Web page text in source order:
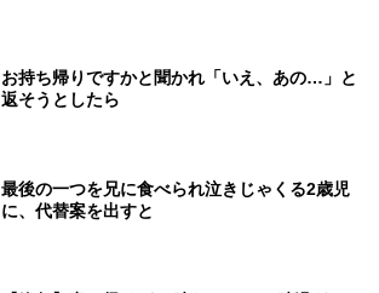
お持ち帰りですかと聞かれ「いえ、あの…」と
返そうとしたら
最後の一つを兄に食べられ泣きじゃくる2歳児
に、代替案を出すと